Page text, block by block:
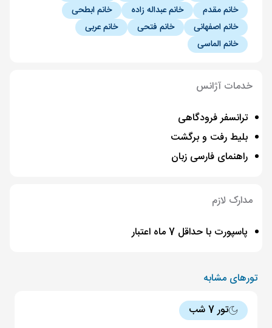
خانم مقدم
خانم عبداله زاده
خانم ابطحی
خانم اصفهانی
خانم فتحی
خانم عربی
خانم الماسی
خدمات آژانس
ترانسفر فرودگاهی
بلیط رفت و برگشت
راهنمای فارسی زبان
مدارک لازم
پاسپورت با حداقل 7 ماه اعتبار
تورهای مشابه
تور 7 شب